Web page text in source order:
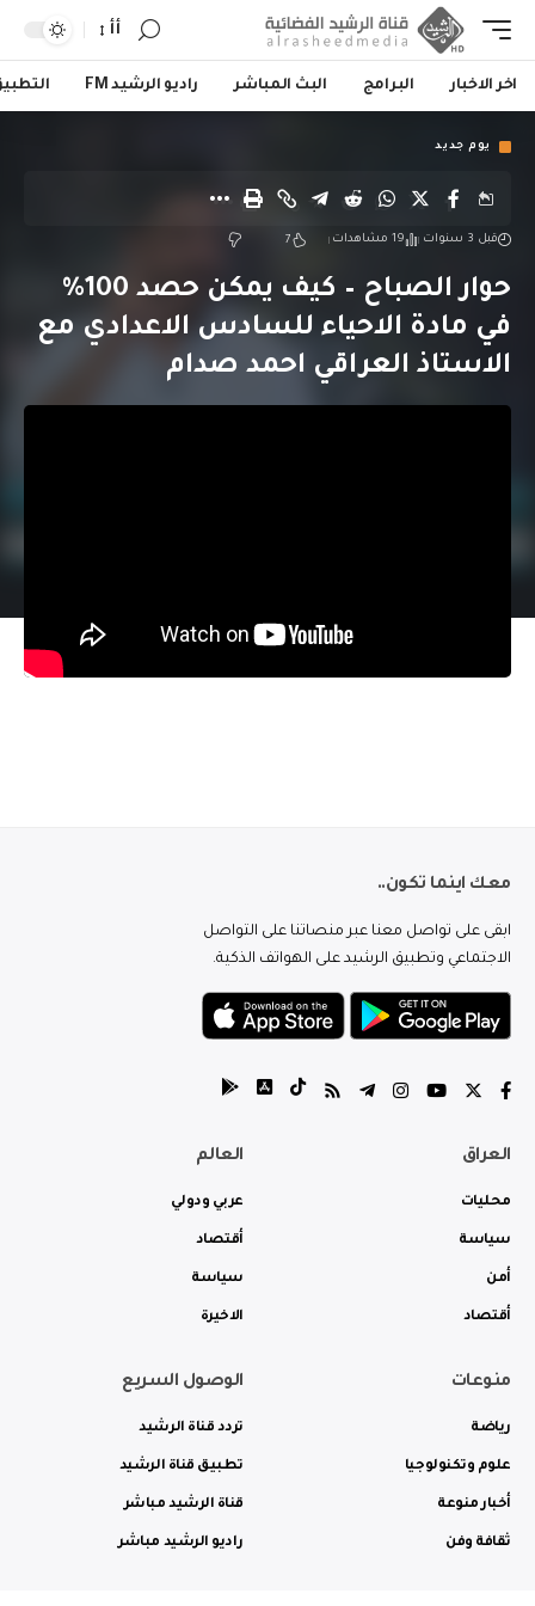
أأ
اخر الاخبار البرامج البث المباشر راديو الرشيد FM
يوم جديد
قبل 3 سنوات 19 مشاهدات 7
حوار الصباح – كيف يمكن حصد 100%
في مادة الاحياء للسادس الاعدادي مع
الاستاذ العراقي احمد صدام
معك اينما تكون..
ابقى على تواصل معنا عبر منصاتنا على التواصل
الاجتماعي وتطبيق الرشيد على الهواتف الذكية.
العراق
محليات
سياسة
أمن
أقتصاد
العالم
عربي ودولي
أقتصاد
سياسة
الاخيرة
منوعات
رياضة
علوم وتكنولوجيا
أخبار منوعة
ثقافة وفن
الوصول السريع
تردد قناة الرشيد
تطبيق قناة الرشيد
قناة الرشيد مباشر
راديو الرشيد مباشر